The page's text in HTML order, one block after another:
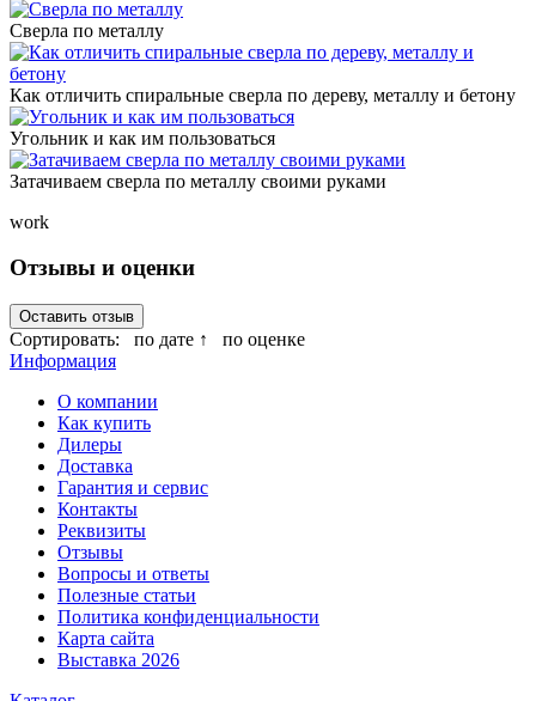
Сверла по металлу
Как отличить спиральные сверла по дереву, металлу и бетону
Угольник и как им пользоваться
Затачиваем сверла по металлу своими руками
work
Отзывы и оценки
Оставить отзыв
Сортировать: по дате ↑
по оценке
Информация
О компании
Как купить
Дилеры
Доставка
Гарантия и сервис
Контакты
Реквизиты
Отзывы
Вопросы и ответы
Полезные статьи
Политика конфиденциальности
Карта сайта
Выставка 2026